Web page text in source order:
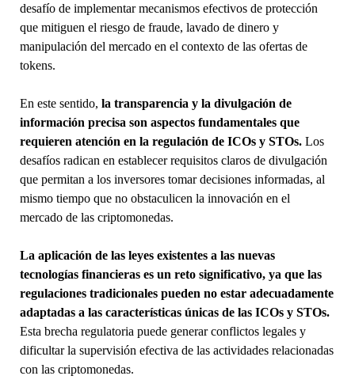
desafío de implementar mecanismos efectivos de protección
que mitiguen el riesgo de fraude, lavado de dinero y
manipulación del mercado en el contexto de las ofertas de
tokens.
En este sentido, la transparencia y la divulgación de
información precisa son aspectos fundamentales que
requieren atención en la regulación de ICOs y STOs.Los
desafíos radican en establecer requisitos claros de divulgación
que permitan a los inversores tomar decisiones informadas, al
mismo tiempo que no obstaculicen la innovación en el
mercado de las criptomonedas.
La aplicación de las leyes existentes a las nuevas
tecnologías financieras es un reto significativo, ya que las
regulaciones tradicionales pueden no estar adecuadamente
adaptadas a las características únicas de las ICOs y STOs.
Esta brecha regulatoria puede generar conflictos legales y
dificultar la supervisión efectiva de las actividades relacionadas
con las criptomonedas.